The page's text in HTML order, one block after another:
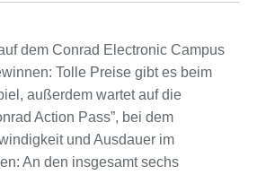
dem Conrad Electronic Campus
Tolle Preise gibt es beim
außerdem wartet auf die
Action Pass”, bei dem
und Ausdauer im
An den insgesamt sechs